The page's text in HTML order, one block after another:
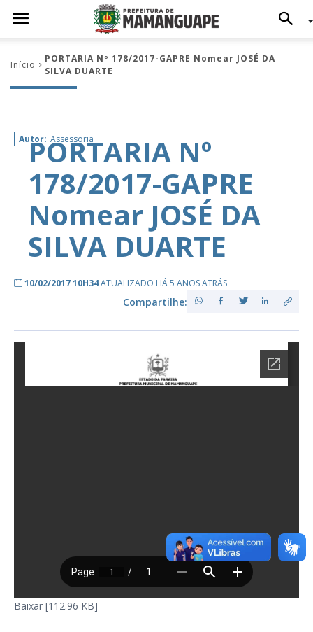
Início
PORTARIA Nº 178/2017-GAPRE Nomear JOSÉ DA
SILVA DUARTE
Autor: Assessoria
PORTARIA Nº
178/2017-GAPRE
Nomear JOSÉ DA
SILVA DUARTE
10/02/2017 10H34ATUALIZADO HÁ 5 ANOS ATRÁS
Compartilhe:
Baixar [112.96 KB]